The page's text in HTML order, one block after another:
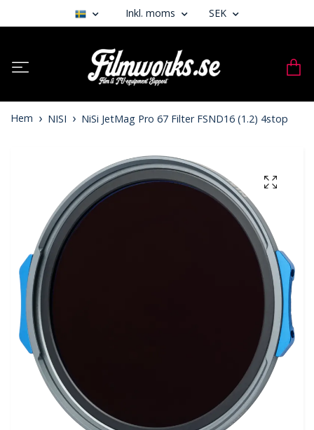
Inkl. moms SEK
Hem NISI NiSi JetMag Pro 67 Filter FSND16 (1.2) 4stop